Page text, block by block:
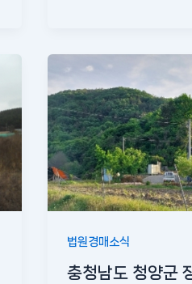
법원경매소식
충청남도 청양군